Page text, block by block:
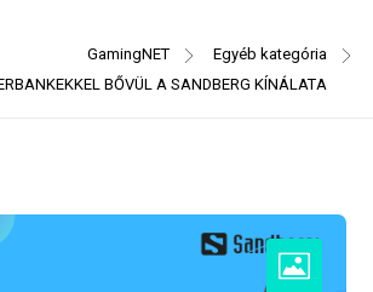
GamingNET
Egyéb kategória
BŐVÜL A SANDBERG KÍNÁLATA